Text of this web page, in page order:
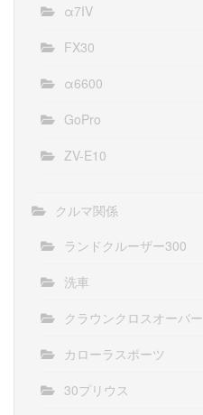
α7IV
FX30
α6600
GoPro
ZV-E10
クルマ関係
ランドクルーザー300
洗車
クラウンクロスオーバー
カローラスポーツ
30プリウス